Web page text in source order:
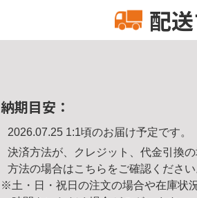
配
納期目安：
2026.07.25 1:1頃のお届け予定です。
決済方法が、クレジット、代金引換
方法の場合はこちら をご確認ください
※土・日・祝日の注文の場合や在庫状